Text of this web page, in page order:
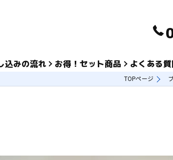
込みの流れ お得！セット商品 よくある
TOPページ